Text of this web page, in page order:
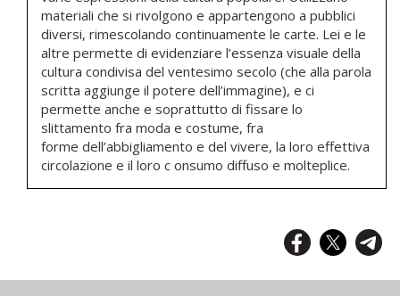
materiali che si rivolgono e appartengono a pubblici
diversi, rimescolando continuamente le carte. Lei e le
altre permette di evidenziare l’essenza visuale della
cultura condivisa del ventesimo secolo (che alla parola
scritta aggiunge il potere dell’immagine), e ci
permette anche e soprattutto di fissare lo
slittamento fra moda e costume, fra
forme dell’abbigliamento e del vivere, la loro effettiva
circolazione e il loro c onsumo diffuso e molteplice.